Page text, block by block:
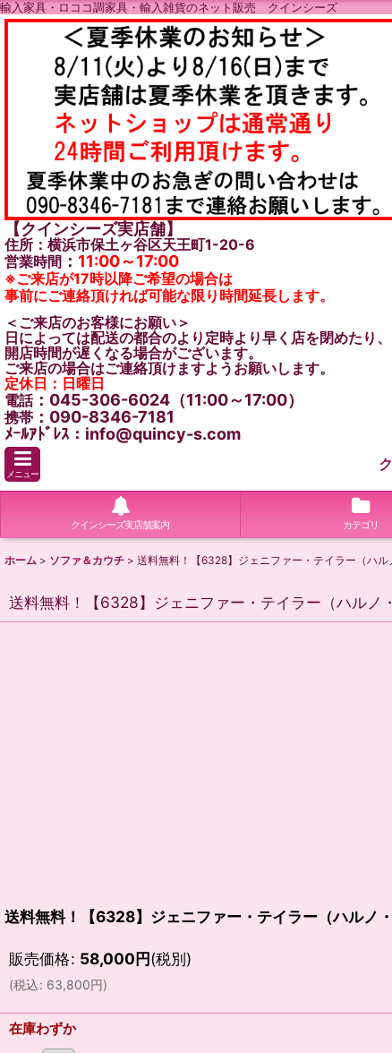
輸入家具・ロココ調家具・輸入雑貨のネット販売 クインシーズ
【クインシーズ実店舗】
住所：横浜市保土ヶ谷区天王町1-20-6
営業時間 ： 11:00～17:00
※ご来店が17時以降ご希望の場合は
事前にご連絡頂ければ可能な限り時間延長します。
＜ご来店のお客様にお願い＞
日によっては配送の都合のより定時より早く店を閉めたり、
開店時間が遅くなる場合がございます。
ご来店の場合はご連絡頂けますようお願いします。
定休日：日曜日
電話：045-306-6024（11:00～17:00）
携帯 ：090-8346-7181
ﾒｰﾙｱﾄﾞﾚｽ：info@quincy-s.com
メニュー
クインシーズ実店舗案内 カテゴリ
ホーム > ソファ＆カウチ > 送料無料！【6328】ジェニファー・テイラー（ハ
送料無料！【6328】ジェニファー・テイラー（ハルノ
送料無料！【6328】ジェニファー・テイラー（ハルノ
販売価格: 58,000円(税別)
(税込: 63,800円)
在庫わずか